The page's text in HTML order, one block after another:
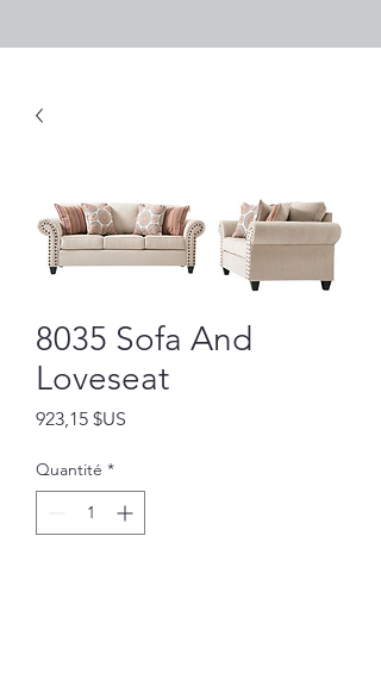
8035 Sofa And
Loveseat
923,15 $US
Quantité *